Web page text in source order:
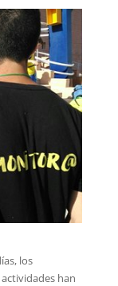
los
actividades han